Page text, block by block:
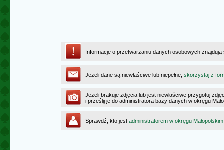
Informacje o przetwarzaniu danych osobowych
Jeżeli dane są niewłaściwe lub niepełne, skorzystaj z
Jeżeli brakuje zdjęcia lub jest niewłaściwe przygotuj
i prześlij je do administratora bazy danych w okręgu
Sprawdź, kto jest administratorem w okręgu Małopolskim